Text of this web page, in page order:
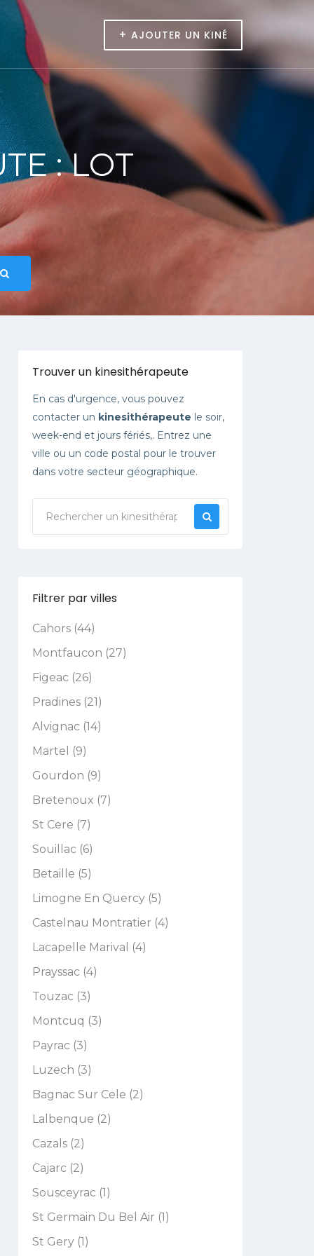
+ AJOUTER UN KINÉ
: LOT
Trouver un kinesithérapeute
En cas d'urgence, vous pouvez
contacter un kinesithérapeute le soir,
week-end et jours fériés,. Entrez une
ville ou un code postal pour le trouver
dans votre secteur géographique.
Filtrer par villes
Cahors (44)
Montfaucon (27)
Figeac (26)
Pradines (21)
Alvignac (14)
Martel (9)
Gourdon (9)
Bretenoux (7)
St Cere (7)
Souillac (6)
Betaille (5)
Limogne En Quercy (5)
Castelnau Montratier (4)
Lacapelle Marival (4)
Prayssac (4)
Touzac (3)
Montcuq (3)
Payrac (3)
Luzech (3)
Bagnac Sur Cele (2)
Lalbenque (2)
Cazals (2)
Cajarc (2)
Sousceyrac (1)
St Germain Du Bel Air (1)
St Gery (1)